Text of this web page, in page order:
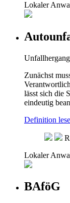
Lokaler
Zunächst
lässt sich die
eindeutig
Definition
Lokaler
BAföG